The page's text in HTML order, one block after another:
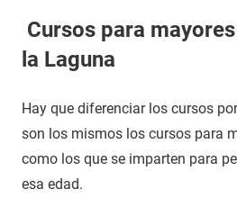
Cursos para
la Laguna
Hay que diferenciar los cursos
son los mismos los cursos para
como los que se imparten para
esa edad.